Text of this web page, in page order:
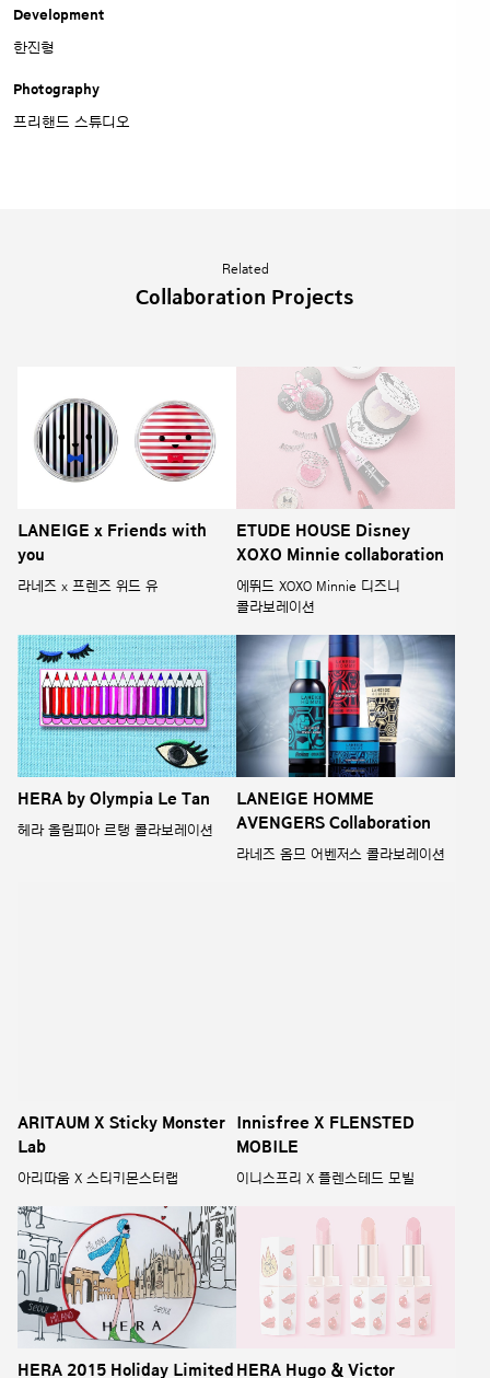
Development
한진형
Photography
프리핸드 스튜디오
Related
Collaboration Projects
LANEIGE x Friends with
you
라네즈 x 프렌즈 위드 유
ETUDE HOUSE Disney
XOXO Minnie collaboration
에뛰드 XOXO Minnie 디즈니
콜라보레이션
HERA by Olympia Le Tan
헤라 올림피아 르탱 콜라보레이션
LANEIGE HOMME
AVENGERS Collaboration
라네즈 옴므 어벤저스 콜라보레이션
HERA 2015 Holiday Limited
Collaboration
헤라 2015 홀리데이 리미티드
콜라보레이션
HERA Hugo & Victor
Collaboration Collection
컬렉션